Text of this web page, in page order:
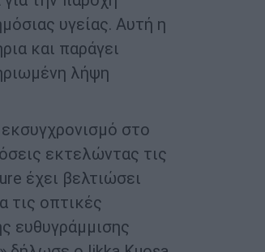
υγείας. Αυτή η
και παράγει
λήψη
στο
εκτελώντας τις
έχει βελτιώσει
τις οπτικές
ευθυγράμμισης